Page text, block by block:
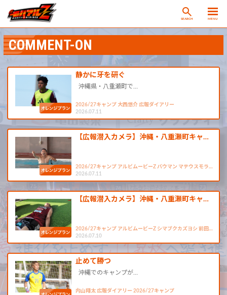
SEARCH MENU
COMMENT-ON
静かに牙を研ぐ
沖縄県・八重瀬町で…
2026/27キャンプ 大西悠介 広報ダイアリー
2026.07.11
【広報潜入カメラ】沖縄・八重瀬町キャ…
2026/27キャンプ アルビムービーZ バウマン マテウスモラ…
2026.07.11
【広報潜入カメラ】沖縄・八重瀬町キャ…
2026/27キャンプ アルビムービーZ シマブクカズヨシ 前田…
2026.07.10
止めて勝つ
沖縄でのキャンプが…
内山翔太 広報ダイアリー 2026/27キャンプ